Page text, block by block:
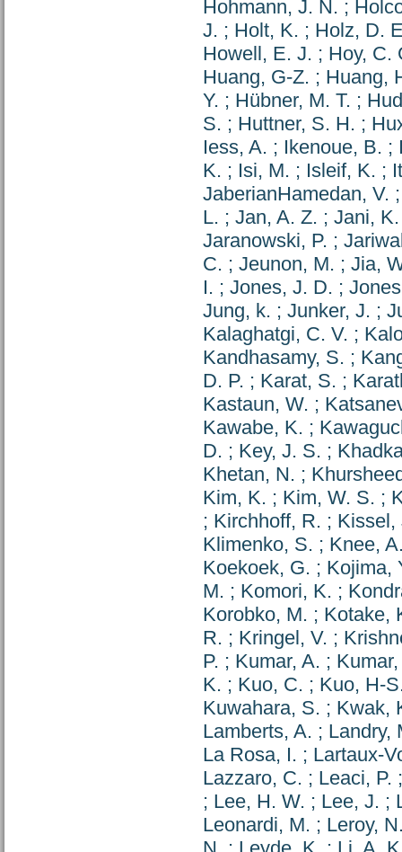
Hohmann, J. N. ;
J. ; Holt, K. ; Holz, D.
Howell, E. J. ; Hoy, C.
Huang, G-Z. ; Huang,
Y. ; Hübner, M. T. ;
S. ; Huttner, S. H. ;
Iess, A. ; Ikenoue, B. ;
K. ; Isi, M. ; Isleif, K. ;
JaberianHamedan, V.
L. ; Jan, A. Z. ; Jani, K.
Jaranowski, P. ;
C. ; Jeunon, M. ; Jia,
I. ; Jones, J. D. ;
Jung, k. ; Junker, J. ;
Kalaghatgi, C. V. ;
Kandhasamy, S. ;
D. P. ; Karat, S. ;
Kastaun, W. ;
Kawabe, K. ;
D. ; Key, J. S. ;
Khetan, N. ;
Kim, K. ; Kim, W. S. ;
; Kirchhoff, R. ; Kissel,
Klimenko, S. ; Knee,
Koekoek, G. ; Kojima,
M. ; Komori, K. ;
Korobko, M. ; Kotake,
R. ; Kringel, V. ;
P. ; Kumar, A. ; Kumar,
K. ; Kuo, C. ; Kuo, H-
Kuwahara, S. ; Kwak,
Lamberts, A. ; Landry,
La Rosa, I. ; Lartaux-
Lazzaro, C. ; Leaci, P.
; Lee, H. W. ; Lee, J. ;
Leonardi, M. ; Leroy,